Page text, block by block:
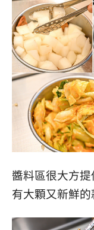
醬料區很大方
有大顆又新鮮的